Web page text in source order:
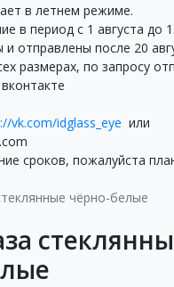
в летнем режиме.
в период с 1 августа до
и отправлены после 20
размерах, по запросу
vk.com/idglass_eye или
сроков, пожалуйста
чёрно-белые